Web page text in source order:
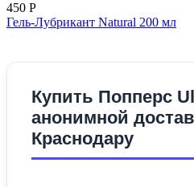
450 Р
Гель-Лубрикант Natural 200 мл
Купить Попперс
анонимной
Краснодару